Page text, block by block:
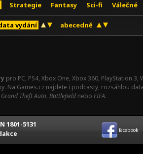
Strategie Fantasy Sci-fi Válečné
vydání abecedně
pro PC, PS4, Xbox One, Xbox 360, PlayStation
Na Games.cz najdete i podcasty, rozsáhlou
Grand Theft Auto, Battlefield nebo FIFA.
1801-5131
facebook